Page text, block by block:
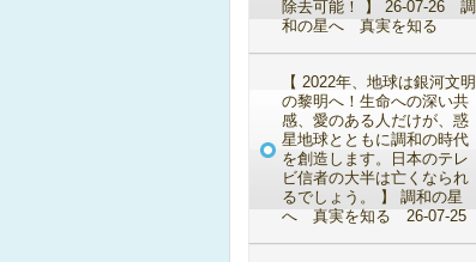
除去可能！ 】 26-07-26 調
和の星へ 真実を知る
【 2022年、地球は銀河文明
の黎明へ！生命への深い共
感、愛のある人だけが、惑
星地球とともに調和の時代
を創造します。日本のテレ
ビ信者の大半は亡くなられ
るでしょう。 】 調和の星
へ 真実を知る 26-07-25